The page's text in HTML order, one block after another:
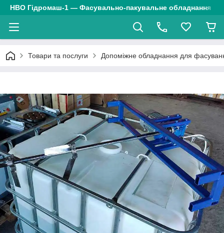
НВО Гідромаш-1 — Фасувально-пакувальне обладнання
Товари та послуги Допоміжне обладнання для